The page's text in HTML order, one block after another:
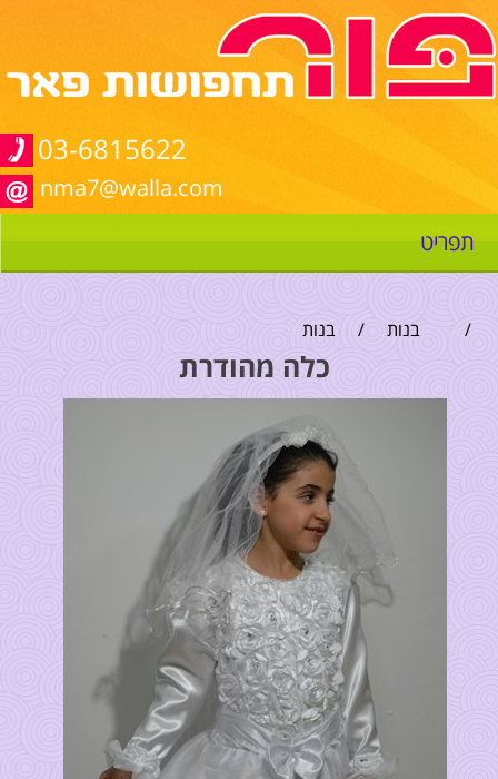
03-6815622
nma7@walla.com
תפריט
/ בנות / בנות
כלה מהודרת